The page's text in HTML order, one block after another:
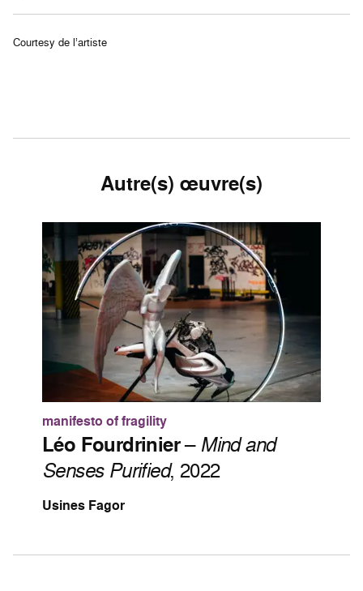
Courtesy de l’artiste
Autre(s) œuvre(s)
manifesto of fragility
Léo Fourdrinier– Mind and
Senses Purified, 2022
Usines Fagor